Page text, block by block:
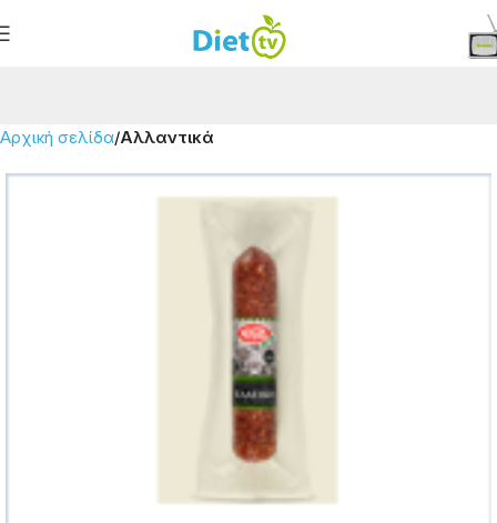
Αρχική σελίδα Αλλαντικά